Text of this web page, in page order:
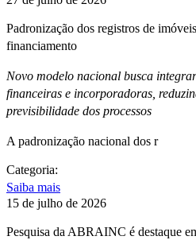
Padronização dos registros de
financiamento
Novo modelo nacional busca
financeiras e incorporadoras,
previsibilidade dos processos
A padronização nacional dos r
Categoria:
Saiba mais
15 de julho de 2026
Pesquisa da ABRAINC é destaque